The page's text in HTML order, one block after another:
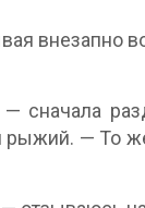
внезапно
сначала
рыжий. — То